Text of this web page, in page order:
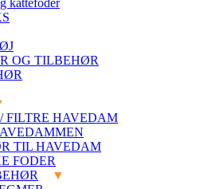
kattefoder
OG TILBEHØR
FILTRE HAVEDAM
TIL HAVEDAM
FODER